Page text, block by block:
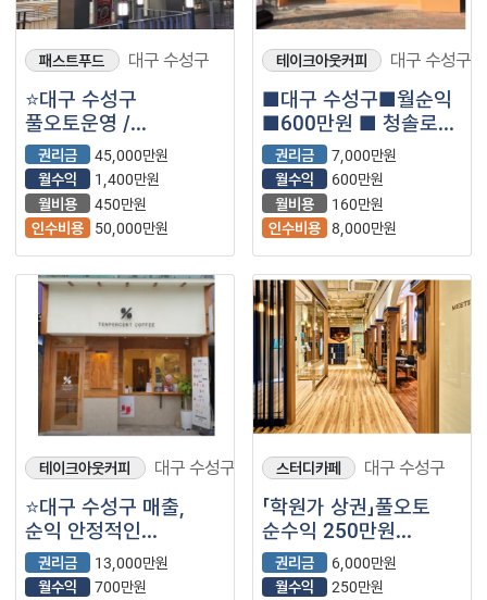
패스트푸드 대구 수성구
⭐대구 수성구
풀오토운영 /
배후세대많은주거상권 /
빠른거래예상 / ＂
롯데리아＂⭐
권리금
45,000만원
월수익
1,400만원
월비용
450만원
인수비용
50,000만원
테이크아웃커피 대구 수성구
■대구 수성구■월순익
■600만원 ■ 청솔로9
매장나왔습니다.
권리금
7,000만원
월수익
600만원
월비용
160만원
인수비용 8,000만원
테이크아웃커피 대구 수성구
⭐대구 수성구 매출,
순익 안정적인
텐퍼센트커피 매장을
소개합니다⭐
권리금
13,000만원
월수익
700만원
스터디카페 대구 수성구
「학원가 상권」풀오토
순수익 250만원
【스터디카페】
권리금
6,000만원
월수익
250만원